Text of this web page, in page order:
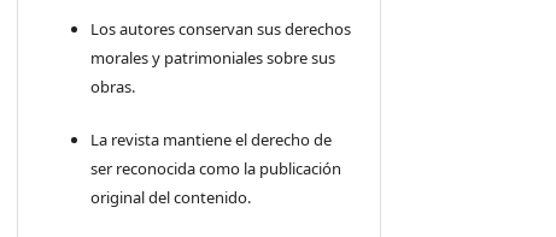
Los autores conservan sus derechos
morales y patrimoniales sobre sus
obras.
La revista mantiene el derecho de
ser reconocida como la publicación
original del contenido.